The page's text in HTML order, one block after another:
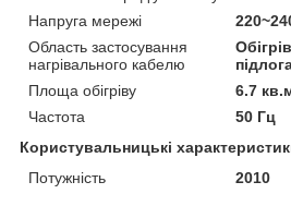
Напруга мережі
Область застосування
нагрівального кабелю
Площа обігріву
6.7
Частота
50 Гц
Користувальницькі
Потужність
2010